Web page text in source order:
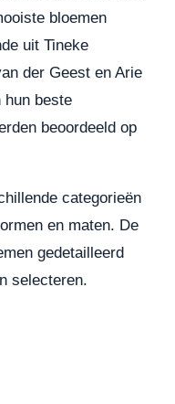
bloemen
uit Tineke
der Geest en Arie
hun beste
beoordeeld op
categorieën
en maten. De
gedetailleerd
selecteren.